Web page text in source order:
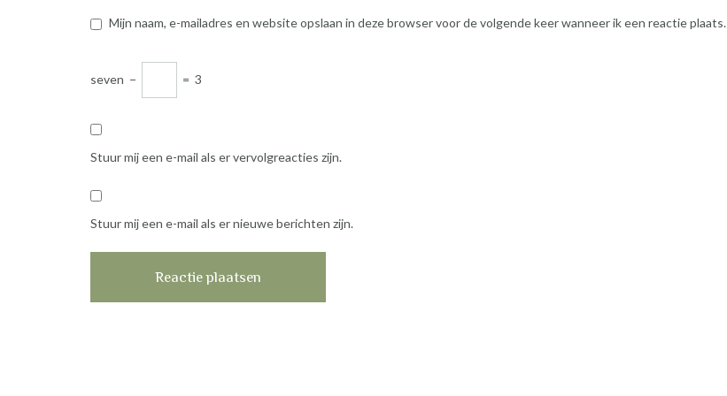
Mijn naam, e-mailadres en website opslaan in deze browser voor de volgende keer wanneer ik een reactie plaats.
seven − = 3
Stuur mij een e-mail als er vervolgreacties zijn.
Stuur mij een e-mail als er nieuwe berichten zijn.